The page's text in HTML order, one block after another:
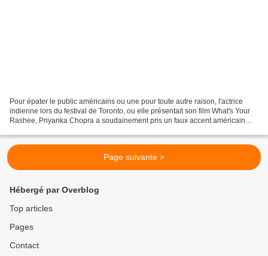
Pour épater le public américains ou une pour toute autre raison, l'actrice
indienne lors du festival de Toronto, ou elle présentait son film What's Your
Rashee, Priyanka Chopra a soudainement pris un faux accent américain
Page suivante >
Hébergé par Overblog
Top articles
Pages
Contact